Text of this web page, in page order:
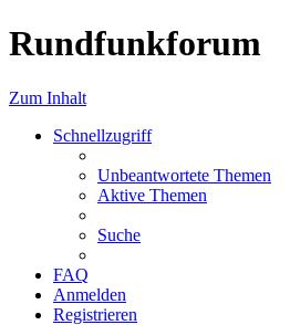
Rundfunkforum
Zum Inhalt
Schnellzugriff
Unbeantwortete Themen
Aktive Themen
Suche
FAQ
Anmelden
Registrieren